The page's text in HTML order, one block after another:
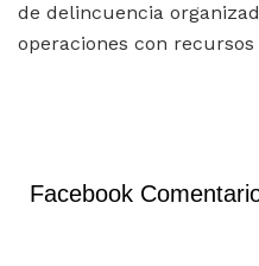
de delincuencia
operaciones con
Facebook